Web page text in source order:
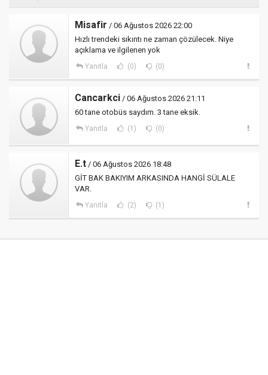
Misafir / 06 Ağustos 2026 22:00
Hızlı trendeki sıkıntı ne zaman çözülecek. Niye
açıklama ve ilgilenen yok
Yanıtla (0) (0)
Cancarkci / 06 Ağustos 2026 21:11
60 tane otobüs saydım. 3 tane eksik.
Yanıtla (1) (0)
E.t / 06 Ağustos 2026 18:48
GİT BAK BAKIYIM ARKASINDA HANGİ SÜLALE
VAR.
Yanıtla (2) (1)